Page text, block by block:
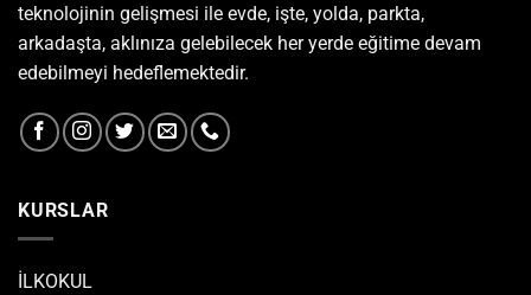
teknolojinin gelişmesi ile evde, işte, yolda, parkta,
arkadaşta, aklınıza gelebilecek her yerde eğitime devam
edebilmeyi hedeflemektedir.
KURSLAR
İLKOKUL